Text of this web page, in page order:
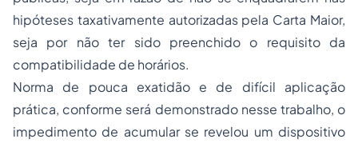
hipóteses taxativamente autorizadas pela Carta Maior,
seja por não ter sido preenchido o requisito da
compatibilidade de horários.
Norma de pouca exatidão e de difícil aplicação
prática, conforme será demonstrado nesse trabalho, o
impedimento de acumular se revelou um dispositivo